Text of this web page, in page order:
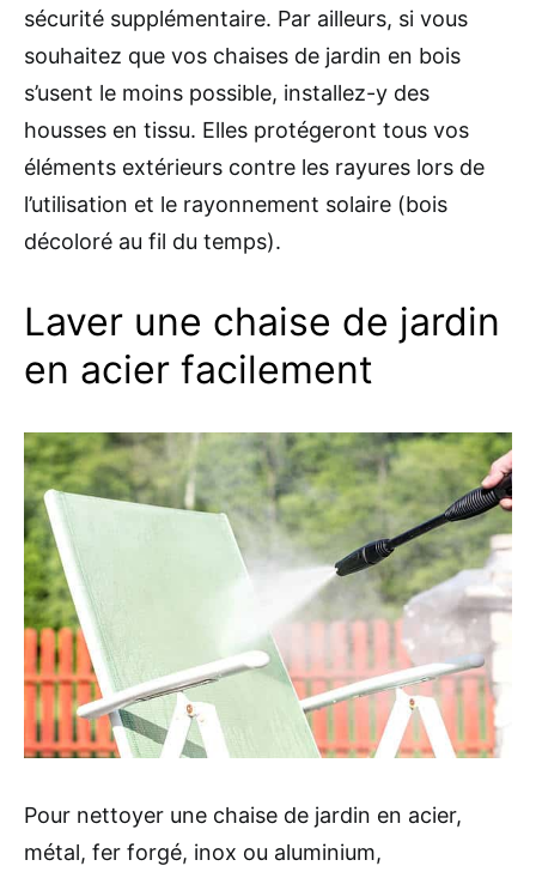
sécurité supplémentaire. Par ailleurs, si vous
souhaitez que vos chaises de jardin en bois
s’usent le moins possible, installez-y des
housses en tissu. Elles protégeront tous vos
éléments extérieurs contre les rayures lors de
l’utilisation et le rayonnement solaire (bois
décoloré au fil du temps).
Laver une chaise de jardin
en acier facilement
Pour nettoyer une chaise de jardin en acier,
métal, fer forgé, inox ou aluminium,